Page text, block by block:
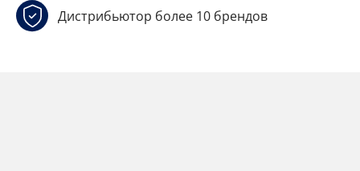
Дистрибьютор более 10 брендов